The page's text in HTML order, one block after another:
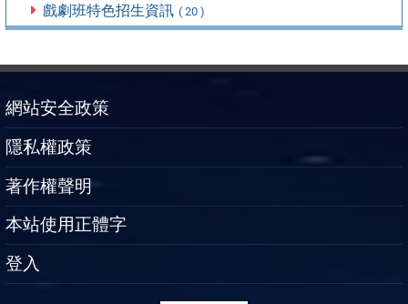
戲劇班特色招生資訊 ( 20 )
網站安全政策
隱私權政策
著作權聲明
本站使用正體字
登入